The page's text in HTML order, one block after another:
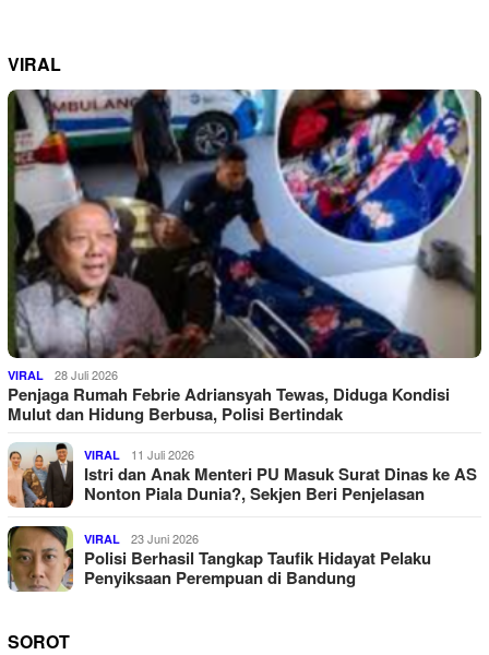
VIRAL
VIRAL 28 Juli 2026
Penjaga Rumah Febrie Adriansyah Tewas, Diduga Kondisi
Mulut dan Hidung Berbusa, Polisi Bertindak
VIRAL 11 Juli 2026
Istri dan Anak Menteri PU Masuk Surat Dinas ke AS
Nonton Piala Dunia?, Sekjen Beri Penjelasan
VIRAL 23 Juni 2026
Polisi Berhasil Tangkap Taufik Hidayat Pelaku
Penyiksaan Perempuan di Bandung
SOROT